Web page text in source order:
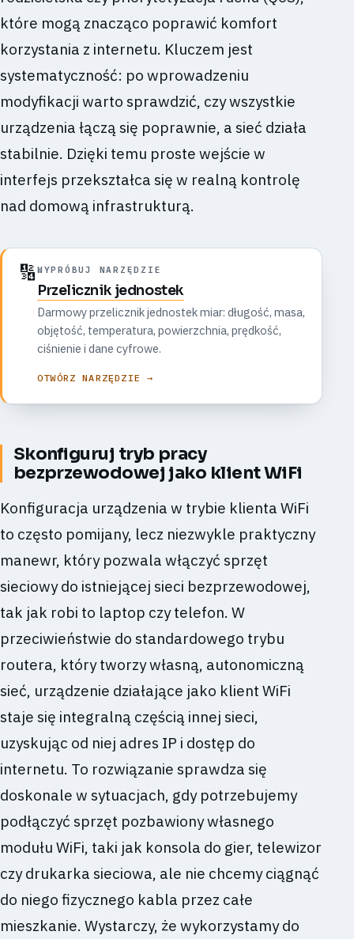
które mogą znacząco poprawić komfort
korzystania z internetu. Kluczem jest
systematyczność: po wprowadzeniu
modyfikacji warto sprawdzić, czy wszystkie
urządzenia łączą się poprawnie, a sieć działa
stabilnie. Dzięki temu proste wejście w
interfejs przekształca się w realną kontrolę
nad domową infrastrukturą.
🔢 WYPRÓBUJ NARZĘDZIE
Przelicznik jednostek
Darmowy przelicznik jednostek miar: długość, masa,
objętość, temperatura, powierzchnia, prędkość,
ciśnienie i dane cyfrowe.
OTWÓRZ NARZĘDZIE →
Skonfiguruj tryb pracy
bezprzewodowej jako klient WiFi
Konfiguracja urządzenia w trybie klienta WiFi
to często pomijany, lecz niezwykle praktyczny
manewr, który pozwala włączyć sprzęt
sieciowy do istniejącej sieci bezprzewodowej,
tak jak robi to laptop czy telefon. W
przeciwieństwie do standardowego trybu
routera, który tworzy własną, autonomiczną
sieć, urządzenie działające jako klient WiFi
staje się integralną częścią innej sieci,
uzyskując od niej adres IP i dostęp do
internetu. To rozwiązanie sprawdza się
doskonale w sytuacjach, gdy potrzebujemy
podłączyć sprzęt pozbawiony własnego
modułu WiFi, taki jak konsola do gier, telewizor
czy drukarka sieciowa, ale nie chcemy ciągnąć
do niego fizycznego kabla przez całe
mieszkanie. Wystarczy, że wykorzystamy do